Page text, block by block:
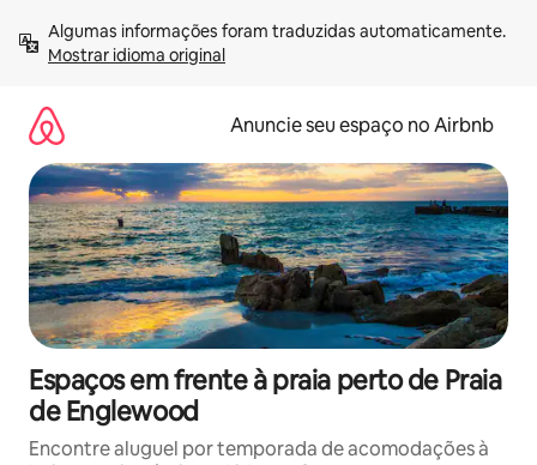
para
Mostrar idioma original
Anuncie seu espaço no Airbnb
Espaços em frente à praia perto de Praia
de Englewood
Encontre aluguel por temporada de acomodações à